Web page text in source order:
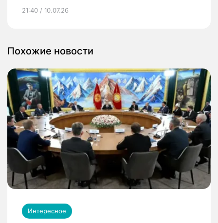
21:40 / 10.07.26
Похожие новости
Интересное